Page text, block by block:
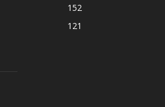
152
121